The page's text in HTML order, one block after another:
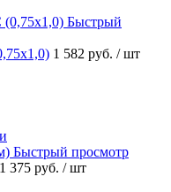
Быстрый
1 582 руб. / шт
Быстрый просмотр
1 375 руб. / шт